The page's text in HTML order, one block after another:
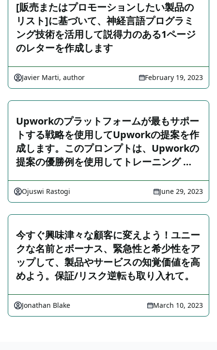
[販売またはプロモーションしたい製品の
リスト]に基づいて、神経言語プログラミ
ング技術を活用して説得力のある1ページ
のレターを作成します
Javier Marti, author February 19, 2023
Upworkのプラットフォームが最もサポー
トする戦略を使用してUpworkの提案を作
成します。このプロンプトは、Upworkの
提案の優勝例を使用してトレーニング …
Ojuswi Rastogi June 29, 2023
今すぐ興味津々な顧客に変えよう！ユニー
クな名前とボーナス、緊急性と希少性をア
ップして、製品やサービスの知覚価値を高
めよう。保証/リスク逆転も取り入れて。
Jonathan Blake March 10, 2023